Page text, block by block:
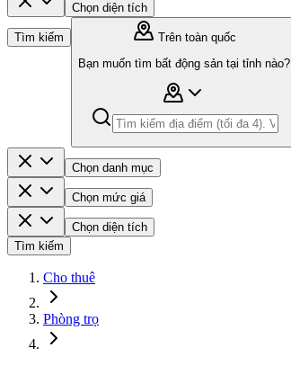
Chọn diện tích
Tìm kiếm
Trên toàn quốc
Bạn muốn tìm bất động sản tại tỉnh nào?
Chọn danh mục
Chọn mức giá
Chọn diện tích
Tìm kiếm
Cho thuê
Phòng trọ